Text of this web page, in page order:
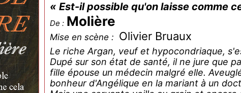
« Est-il possible qu'on laisse comme
De : Molière
Mise en scène : Olivier Bruaux
Le riche Argan, veuf et hypocondriaque,
Dupé sur son état de santé, il ne jure que
fille épouse un médecin malgré elle.
bonheur d'Angélique en la mariant à un